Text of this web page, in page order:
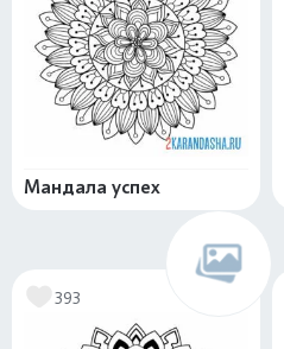
Мандала успех
393